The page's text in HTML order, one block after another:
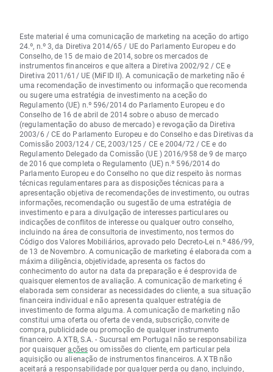
Este material é uma comunicação de marketing na aceção do artigo
24.º, n.º 3, da Diretiva 2014/65 / UE do Parlamento Europeu e do
Conselho, de 15 de maio de 2014, sobre os mercados de
instrumentos financeiros e que altera a Diretiva 2002/92 / CE e
Diretiva 2011/61/ UE (MiFID II). A comunicação de marketing não é
uma recomendação de investimento ou informação que recomenda
ou sugere uma estratégia de investimento na aceção do
Regulamento (UE) n.º 596/2014 do Parlamento Europeu e do
Conselho de 16 de abril de 2014 sobre o abuso de mercado
(regulamentação do abuso de mercado) e revogação da Diretiva
2003/6 / CE do Parlamento Europeu e do Conselho e das Diretivas da
Comissão 2003/124 / CE, 2003/125 / CE e 2004/72 / CE e do
Regulamento Delegado da Comissão (UE ) 2016/958 de 9 de março
de 2016 que completa o Regulamento (UE) n.º 596/2014 do
Parlamento Europeu e do Conselho no que diz respeito às normas
técnicas regulamentares para as disposições técnicas para a
apresentação objetiva de recomendações de investimento, ou outras
informações, recomendação ou sugestão de uma estratégia de
investimento e para a divulgação de interesses particulares ou
indicações de conflitos de interesse ou qualquer outro conselho,
incluindo na área de consultoria de investimento, nos termos do
Código dos Valores Mobiliários, aprovado pelo Decreto-Lei n.º 486/99,
de 13 de Novembro. A comunicação de marketing é elaborada com a
máxima diligência, objetividade, apresenta os factos do
conhecimento do autor na data da preparação e é desprovida de
quaisquer elementos de avaliação. A comunicação de marketing é
elaborada sem considerar as necessidades do cliente, a sua situação
financeira individual e não apresenta qualquer estratégia de
investimento de forma alguma. A comunicação de marketing não
constitui uma oferta ou oferta de venda, subscrição, convite de
compra, publicidade ou promoção de qualquer instrumento
financeiro. A XTB, S.A. - Sucursal em Portugal não se responsabiliza
por quaisqueraçõesou omissões do cliente, em particular pela
aquisição ou alienação de instrumentos financeiros. A XTB não
aceitará a responsabilidade por qualquer perda ou dano, incluindo,